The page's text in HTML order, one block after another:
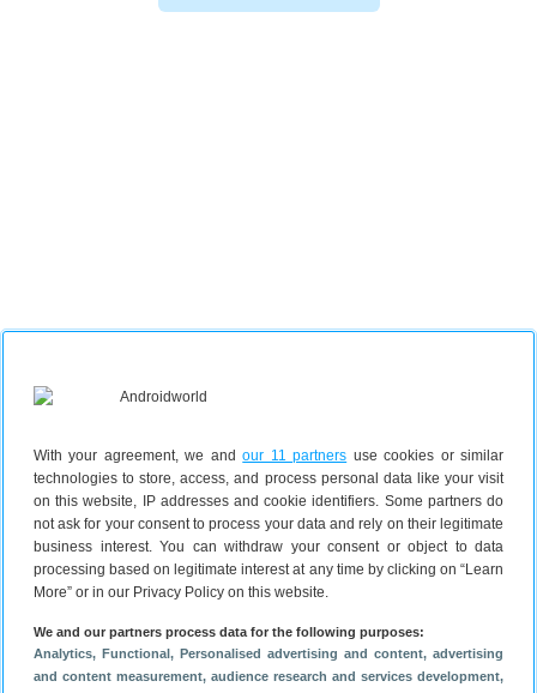
With your agreement, we andour 11 partners use cookies or similar
technologies to store, access, and process personal data like your visit
on this website, IP addresses and cookie identifiers. Some partners do
not ask for your consent to process your data and rely on their legitimate
business interest. You can withdraw your consent or object to data
processing based on legitimate interest at any time by clicking on “Learn
More” or in our Privacy Policy on this website.
We and our partners process data for the following purposes:
Analytics, Functional, Personalised advertising and content, advertising
and content measurement, audience research and services development,
abonnement
Kies voorVodafone bij Belsimpel en betaal544 euro